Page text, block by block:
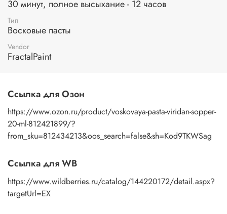
старины и роскоши.
Подходящие поверхности:
картон, ДВП, ДСП, грунтованный холст, ткани, стекло,
пластмассы, грунтованный металл, бетон, кирпич, гипс,
природный камень, штукатурка и др.
Составом:
воск состоит из натурального воска и
апельсинового масла и пигмента, восковая паста из
воска, пигмента, акриловая дисперсия, загуститель,
консервант.
Консистенции:восковая паста более пластичная по
Разбавлением: восковую пасту можно разбавить водой, а
воск скипидаром и апельсиновым маслом.
В обоих случаях, патинирующая восковая паста и воск
30 минут, полное высыхание - 12 часов
Тип
Восковые пасты
Vendor
FractalPaint
Ссылка для Озон
https://www.ozon.ru/product/voskovaya-pasta-viridan-sopper-
20-ml-812421899/?
from_sku=812434213&oos_search=false&sh=Kod9TKWSag
Ссылка для WB
https://www.wildberries.ru/catalog/144220172/detail.aspx?
targetUrl=EX